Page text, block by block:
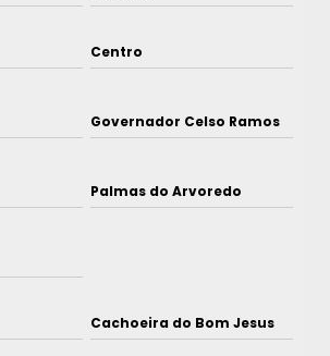
Centro
Governador Celso Ramos
Palmas do Arvoredo
Cachoeira do Bom Jesus